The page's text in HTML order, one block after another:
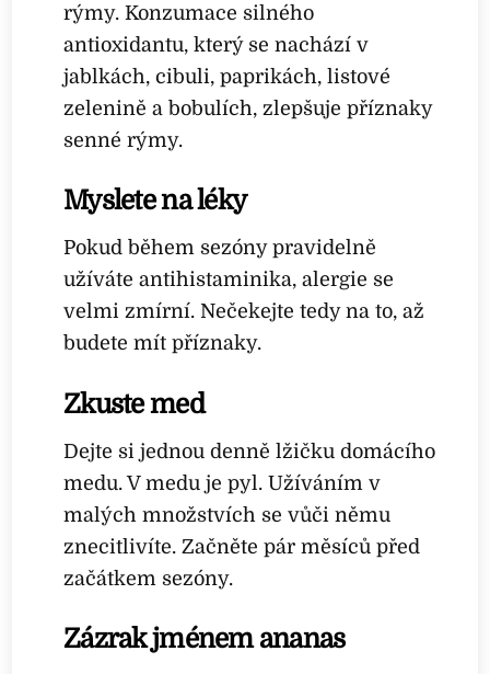
rýmy. Konzumace silného
antioxidantu, který se nachází v
jablkách, cibuli, paprikách, listové
zelenině a bobulích, zlepšuje příznaky
senné rýmy.
Myslete na léky
Pokud během sezóny pravidelně
užíváte antihistaminika, alergie se
velmi zmírní. Nečekejte tedy na to, až
budete mít příznaky.
Zkuste med
Dejte si jednou denně lžičku domácího
medu. V medu je pyl. Užíváním v
malých množstvích se vůči němu
znecitlivíte. Začněte pár měsíců před
začátkem sezóny.
Zázrak jménem ananas